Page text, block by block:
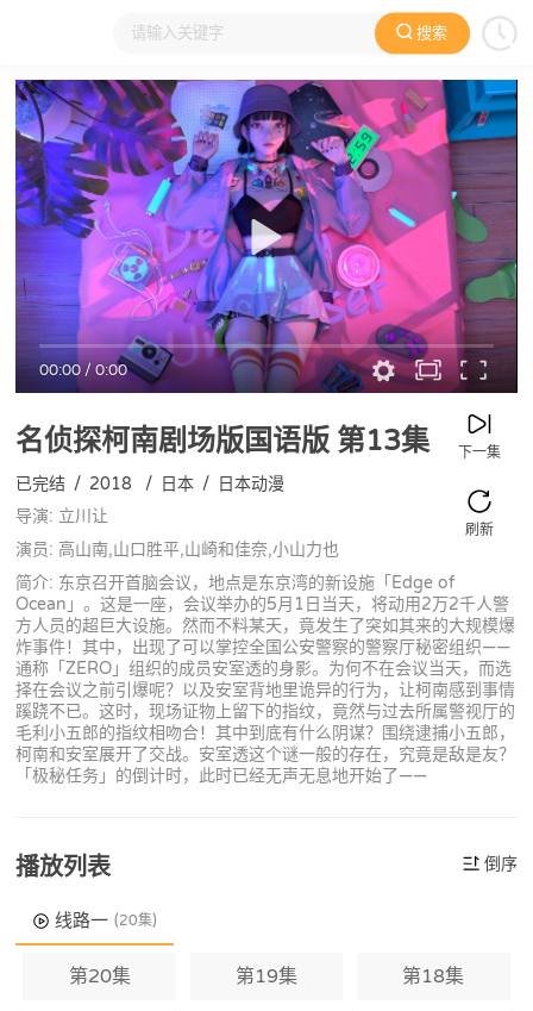
搜索
大家在看 日本动漫 国产动漫 欧美动漫 动漫电影
00:00/0:00
名侦探柯南剧场版国语版第13集 下一集
刷新
已完结 / 2018 / 日本 / 日本动漫
导演: 立川让
演员: 高山南,山口胜平,山崎和佳奈,小山力也
简介: 东京召开首脑会议，地点是东京湾的新设施「Edge of
Ocean」。这是一座，会议举办的5月1日当天，将动用2万2千人警
方人员的超巨大设施。然而不料某天，竟发生了突如其来的大规模爆
炸事件！其中，出现了可以掌控全国公安警察的警察厅秘密组织——
通称「ZERO」组织的成员安室透的身影。为何不在会议当天，而选
择在会议之前引爆呢？以及安室背地里诡异的行为，让柯南感到事情
蹊跷不已。这时，现场证物上留下的指纹，竟然与过去所属警视厅的
毛利小五郎的指纹相吻合！其中到底有什么阴谋？围绕逮捕小五郎，
柯南和安室展开了交战。安室透这个谜一般的存在，究竟是敌是友？
「极秘任务」的倒计时，此时已经无声无息地开始了——
播放列表 倒序
线路一 (20集)
第20集 第19集 第18集